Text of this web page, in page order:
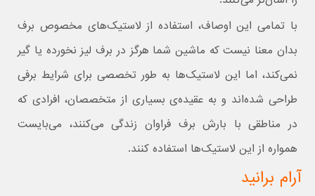
با تمامی این اوصاف، استفاده از لاستیک‌های مخصوص برف
بدان معنا نیست که ماشین شما هرگز در برف لیز نخورده یا گیر
نمی‌کند، اما این لاستیک‌ها به طور تخصصی برای شرایط برفی
طراحی شده‌اند و به عقیده‌ی بسیاری از متخصصان، افرادی که
در مناطقی با بارش برف فراوان زندگی می‌کنند، می‌بایست
همواره از این لاستیک‌ها استفاده کنند.
آرام برانید